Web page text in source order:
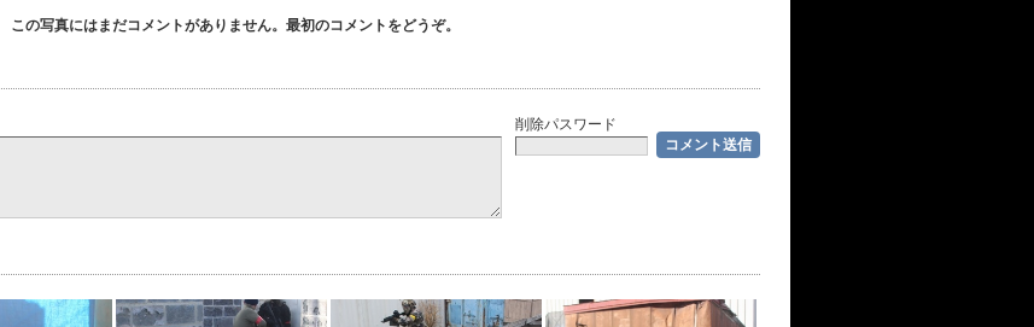
この写真にはまだコメントがありません。最初のコメントをどうぞ。
削除パスワード